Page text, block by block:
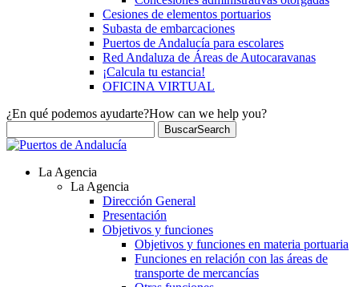
Cesiones de elementos portuarios
Subasta de embarcaciones
Puertos de Andalucía para escolares
Red Andaluza de Áreas de Autocaravanas
¡Calcula tu estancia!
OFICINA VIRTUAL
¿En qué podemos ayudarte?How can we help you?
BuscarSearch
La Agencia
La Agencia
Dirección General
Presentación
Objetivos y funciones
Objetivos y funciones en materia portuaria
Funciones en relación con las áreas de
transporte de mercancías